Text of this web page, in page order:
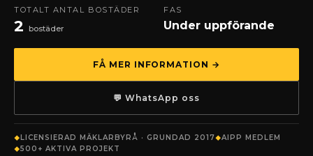
TOTALT ANTAL BOSTÄDER
2 bostäder
FAS
Under uppförande
FÅ MER INFORMATION →
💬 WhatsApp oss
LICENSIERAD MÄKLARBYRÅ · GRUNDAD 2017
AIPP MEDLEM
500+ AKTIVA PROJEKT